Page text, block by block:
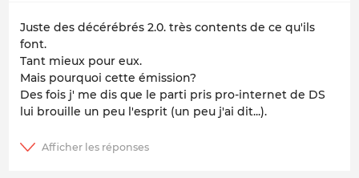
Juste des décérébrés 2.0. très contents de ce qu'ils
font.
Tant mieux pour eux.
Mais pourquoi cette émission?
Des fois j' me dis que le parti pris pro-internet de DS
lui brouille un peu l'esprit (un peu j'ai dit...).